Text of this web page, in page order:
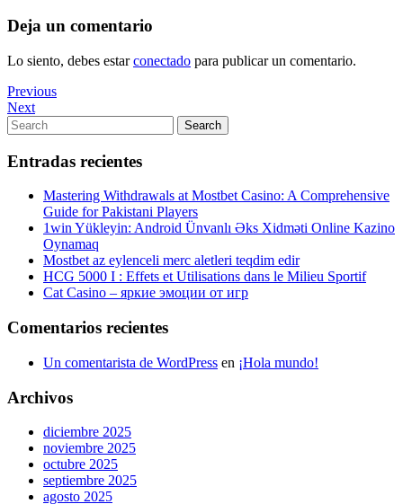
Deja un comentario
Lo siento, debes estarconectado para publicar un comentario.
Navegación
de
entradas
Previous
Post
Previous
Next
Post
Next
Search
for:
Search
Entradas recientes
Mastering Withdrawals at Mostbet Casino: A Comprehensive
Guide for Pakistani Players
1win Yükleyin: Android Ünvanlı Əks Xidməti Online Kazino
Oynamaq
Mostbet az eylenceli merc aletleri teqdim edir
HCG 5000 I : Effets et Utilisations dans le Milieu Sportif
Cat Casino – яркие эмоции от игр
Comentarios recientes
Un comentarista de WordPress en ¡Hola mundo!
Archivos
diciembre 2025
noviembre 2025
octubre 2025
septiembre 2025
agosto 2025